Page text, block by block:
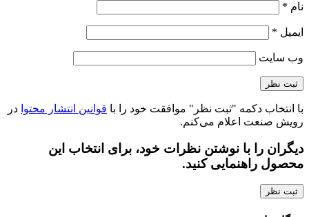
نام *
ایمیل *
وب‌ سایت
با انتخاب دکمه "ثبت نظر" موافقت خود را با قوانین انتشار محتوا در
رویش صنعت اعلام می‌کنم.
دیگران را با نوشتن نظرات خود، برای انتخاب این
محصول راهنمایی کنید.
ثبت نظر